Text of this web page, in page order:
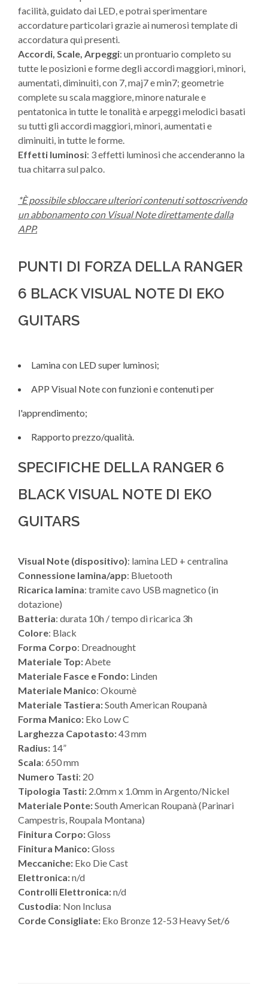
facilità, guidato dai LED, e potrai sperimentare
accordature particolari grazie ai numerosi template di
accordatura qui presenti.
Accordi, Scale, Arpeggi: un prontuario completo su
tutte le posizioni e forme degli accordi maggiori, minori,
aumentati, diminuiti, con 7, maj7 e min7; geometrie
complete su scala maggiore, minore naturale e
pentatonica in tutte le tonalità e arpeggi melodici basati
su tutti gli accordi maggiori, minori, aumentati e
diminuiti, in tutte le forme.
Effetti luminosi: 3 effetti luminosi che accenderanno la
tua chitarra sul palco.
*È possibile sbloccare ulteriori contenuti sottoscrivendo
un abbonamento con Visual Note direttamente dalla
APP.
PUNTI DI FORZA DELLA RANGER
6 BLACK VISUAL NOTE DI EKO
GUITARS
Lamina con LED super luminosi;
APP Visual Note con funzioni e contenuti per
l'apprendimento;
Rapporto prezzo/qualità.
SPECIFICHE DELLA RANGER 6
BLACK VISUAL NOTE DI EKO
GUITARS
Visual Note (dispositivo): lamina LED + centralina
Connessione lamina/app: Bluetooth
Ricarica lamina: tramite cavo USB magnetico (in
dotazione)
Batteria: durata 10h / tempo di ricarica 3h
Colore: Black
Forma Corpo: Dreadnought
Materiale Top:Abete
Materiale Fasce e Fondo: Linden
Materiale Manico: Okoumè
Materiale Tastiera:South American Roupanà
Forma Manico: Eko Low C
Larghezza Capotasto:43 mm
Radius: 14”
Scala: 650 mm
Numero Tasti: 20
Tipologia Tasti: 2.0mm x 1.0mm in Argento/Nickel
Materiale Ponte:South American Roupanà (Parinari
Campestris, Roupala Montana)
Finitura Corpo:Gloss
Finitura Manico:Gloss
Meccaniche: Eko Die Cast
Elettronica:n/d
Controlli Elettronica:n/d
Custodia: Non Inclusa
Corde Consigliate: Eko Bronze 12-53 Heavy Set/6